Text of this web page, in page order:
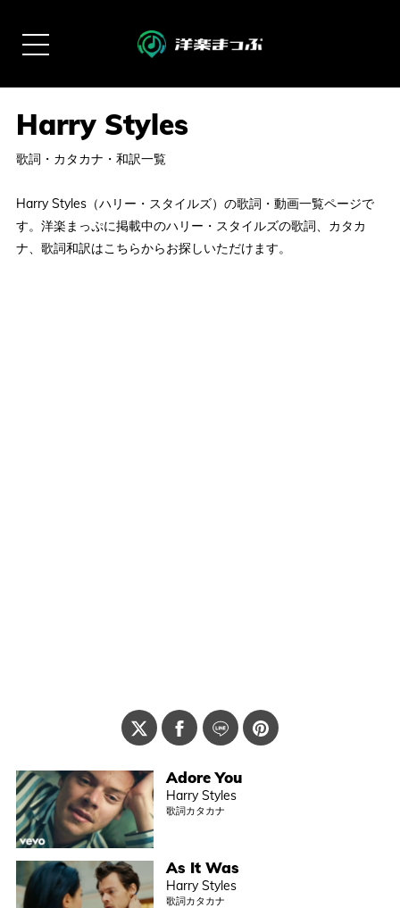
歌詞・カタカナ・和訳一覧
Harry Styles（ハリー・スタイルズ）の歌詞・動画一覧ページで
す。洋楽まっぷに掲載中のハリー・スタイルズの歌詞、カタカ
ナ、歌詞和訳はこちらからお探しいただけます。
Adore You
Harry Styles
歌詞カタカナ
As It Was
Harry Styles
歌詞カタカナ